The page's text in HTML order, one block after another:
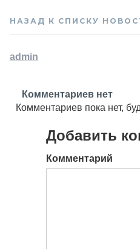
НАЗАД К СПИСКУ
admin
Комментариев нет
Комментариев пока нет,
Добавить
Комментарий